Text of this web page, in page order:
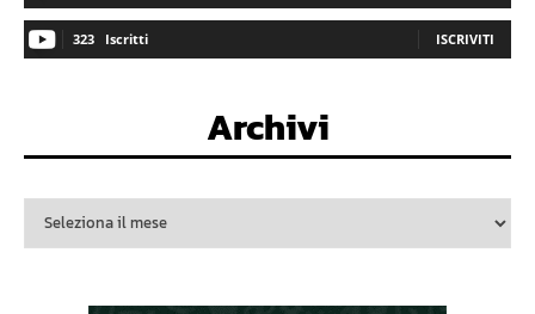
323 Iscritti ISCRIVITI
Archivi